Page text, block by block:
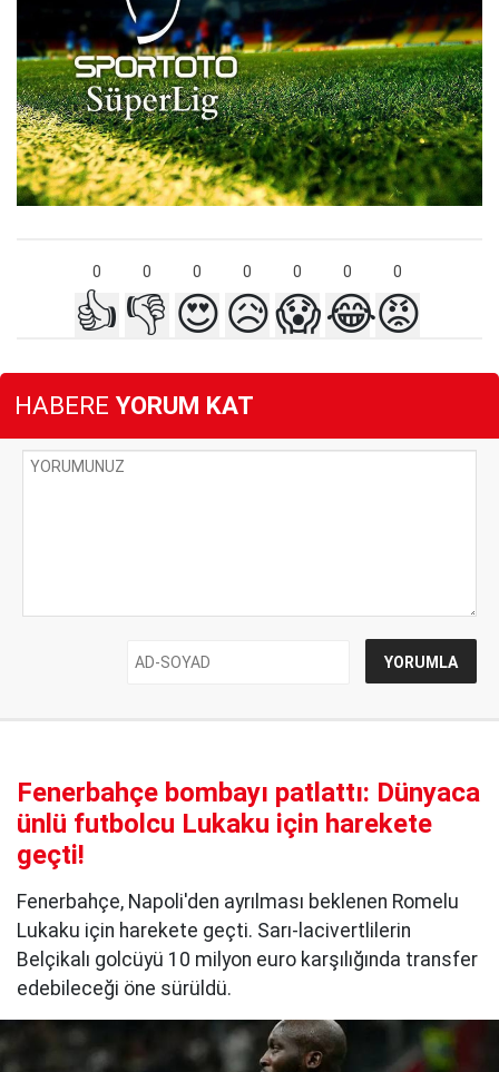
0 0 0 0 0 0 0
👍 👎 😍😥😱😂😡
HABERE YORUM KAT
Fenerbahçe bombayı patlattı: Dünyaca
ünlü futbolcu Lukaku için harekete
geçti!
Fenerbahçe, Napoli'den ayrılması beklenen Romelu
Lukaku için harekete geçti. Sarı-lacivertlilerin
Belçikalı golcüyü 10 milyon euro karşılığında transfer
edebileceği öne sürüldü.